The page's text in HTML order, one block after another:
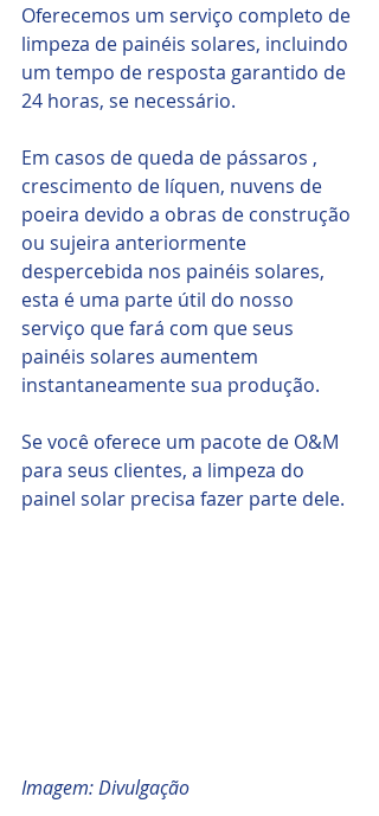
Oferecemos um serviço completo de
limpeza de painéis solares, incluindo
um tempo de resposta garantido de
24 horas, se necessário.
Em casos de queda de pássaros ,
crescimento de líquen, nuvens de
poeira devido a obras de construção
ou sujeira anteriormente
despercebida nos painéis solares,
esta é uma parte útil do nosso
serviço que fará com que seus
painéis solares aumentem
instantaneamente sua produção.
Se você oferece um pacote de O&M
para seus clientes, a limpeza do
painel solar precisa fazer parte dele.
Imagem: Divulgação